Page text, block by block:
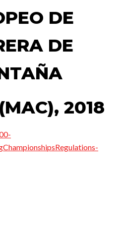
DE
DE
2018